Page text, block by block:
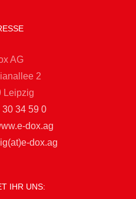
AG
2
Leipzig
30 34 59 0
dox.ag
dox.ag
IHR UNS: